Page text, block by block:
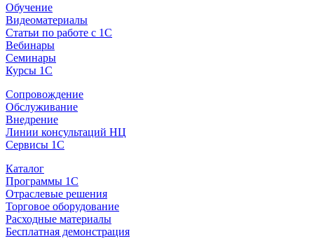
Обучение
Видеоматериалы
Статьи по работе с 1С
Вебинары
Семинары
Курсы 1С
Сопровождение
Обслуживание
Внедрение
Линии консультаций НЦ
Сервисы 1С
Каталог
Программы 1С
Отраслевые решения
Торговое оборудование
Расходные материалы
Бесплатная демонстрация